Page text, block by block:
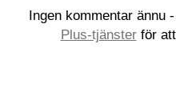
Ingen kommentar ännu -
Plus-tjänsterför att